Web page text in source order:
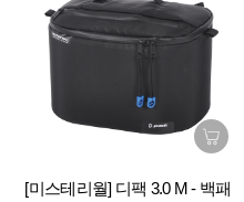
[미스테리월] 디팩 3.0 M - 백패